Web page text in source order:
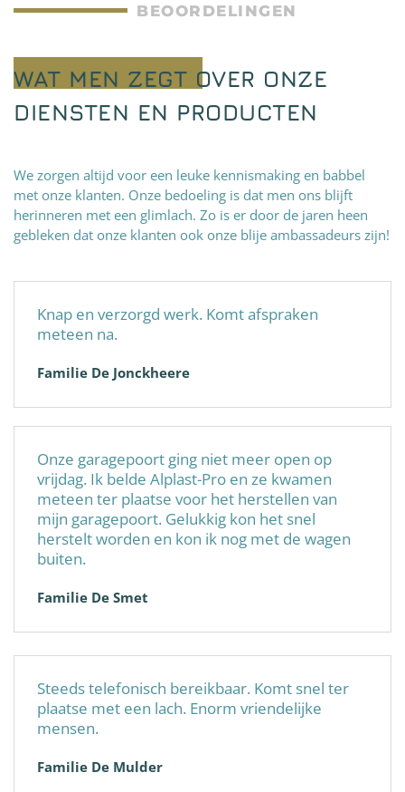
BEOORDELINGEN
WAT MEN ZEGT OVER ONZE
DIENSTEN EN PRODUCTEN
We zorgen altijd voor een leuke kennismaking en babbel
met onze klanten. Onze bedoeling is dat men ons blijft
herinneren met een glimlach. Zo is er door de jaren heen
gebleken dat onze klanten ook onze blije ambassadeurs zijn!
Knap en verzorgd werk. Komt afspraken
meteen na.
Familie De Jonckheere
Onze garagepoort ging niet meer open op
vrijdag. Ik belde Alplast-Pro en ze kwamen
meteen ter plaatse voor het herstellen van
mijn garagepoort. Gelukkig kon het snel
herstelt worden en kon ik nog met de wagen
buiten.
Familie De Smet
Steeds telefonisch bereikbaar. Komt snel ter
plaatse met een lach. Enorm vriendelijke
mensen.
Familie De Mulder